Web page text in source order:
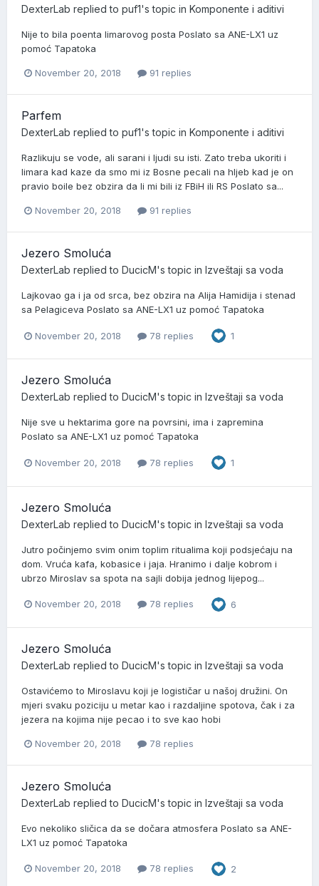
DexterLab replied to puf1's topic in Komponente i aditivi
Nije to bila poenta limarovog posta Poslato sa ANE-LX1 uz
pomoć Tapatoka
November 20, 2018 91 replies
Parfem
DexterLab replied to puf1's topic in Komponente i aditivi
Razlikuju se vode, ali sarani i ljudi su isti. Zato treba ukoriti i
limara kad kaze da smo mi iz Bosne pecali na hljeb kad je on
pravio boile bez obzira da li mi bili iz FBiH ili RS Poslato sa...
November 20, 2018 91 replies
Jezero Smoluća
DexterLab replied to DucicM's topic in Izveštaji sa voda
Lajkovao ga i ja od srca, bez obzira na Alija Hamidija i stenad
sa Pelagiceva Poslato sa ANE-LX1 uz pomoć Tapatoka
November 20, 2018 78 replies 1
Jezero Smoluća
DexterLab replied to DucicM's topic in Izveštaji sa voda
Nije sve u hektarima gore na povrsini, ima i zapremina
Poslato sa ANE-LX1 uz pomoć Tapatoka
November 20, 2018 78 replies 1
Jezero Smoluća
DexterLab replied to DucicM's topic in Izveštaji sa voda
Jutro počinjemo svim onim toplim ritualima koji podsjećaju na
dom. Vruća kafa, kobasice i jaja. Hranimo i dalje kobrom i
ubrzo Miroslav sa spota na sajli dobija jednog lijepog...
November 20, 2018 78 replies 6
Jezero Smoluća
DexterLab replied to DucicM's topic in Izveštaji sa voda
Ostavićemo to Miroslavu koji je logističar u našoj družini. On
mjeri svaku poziciju u metar kao i razdaljine spotova, čak i za
jezera na kojima nije pecao i to sve kao hobi
November 20, 2018 78 replies
Jezero Smoluća
DexterLab replied to DucicM's topic in Izveštaji sa voda
Evo nekoliko sličica da se dočara atmosfera Poslato sa ANE-
LX1 uz pomoć Tapatoka
November 20, 2018 78 replies 2